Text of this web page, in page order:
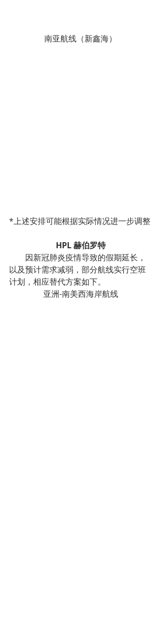
南亚航线（新鑫海）
*上述安排可能根据实际情况进一步调整
HPL 赫伯罗特
以及预计需求减弱，部分航线实行空班
计划，相应替代方案如下。
亚洲-南美西海岸航线